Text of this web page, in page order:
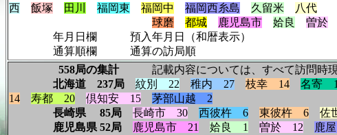
西
飯塚 田川 福岡東 福岡中 福岡西糸島 久留米
八代
球磨
都城 鹿児島市 姶良 曽於
年月日欄 預入年月日（和暦表示）
通算順欄 通算の訪局順
558局の集計
記載内容については、すべて訪問時
北海道 237局
紋別 22 稚内 27 枝幸 14 名寄 1
14
寿都 20 倶知安 15
茅部山越 2
長崎県 85局
長崎市 30 西彼杵 6 東彼杵 6 佐
鹿児島県 52局
鹿児島市 21 姶良 1 曽於 12 鹿